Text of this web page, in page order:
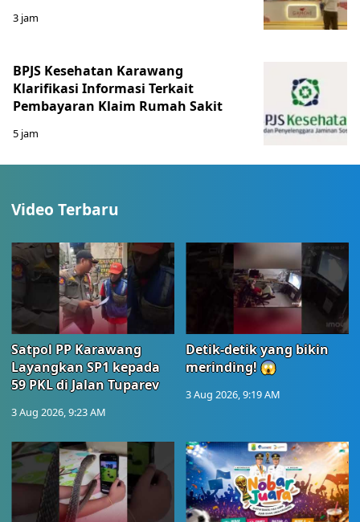
3 jam
BPJS Kesehatan Karawang
Klarifikasi Informasi Terkait
Pembayaran Klaim Rumah Sakit
5 jam
Video Terbaru
Satpol PP Karawang
Layangkan SP1 kepada
59 PKL di Jalan Tuparev
3 Aug 2026, 9:23 AM
Detik-detik yang bikin
merinding! 😱
3 Aug 2026, 9:19 AM